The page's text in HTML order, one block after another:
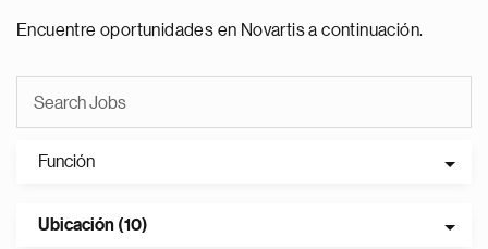
Encuentre oportunidades en Novartis a continuación.
Función
Ubicación (10)